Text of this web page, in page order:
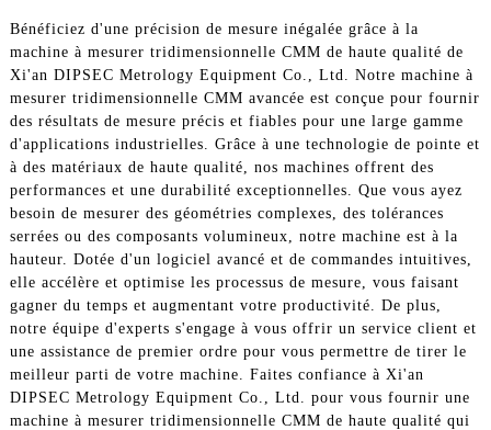
Bénéficiez d'une précision de mesure inégalée grâce à la
machine à mesurer tridimensionnelle CMM de haute qualité de
Xi'an DIPSEC Metrology Equipment Co., Ltd. Notre machine à
mesurer tridimensionnelle CMM avancée est conçue pour fournir
des résultats de mesure précis et fiables pour une large gamme
d'applications industrielles. Grâce à une technologie de pointe et
à des matériaux de haute qualité, nos machines offrent des
performances et une durabilité exceptionnelles. Que vous ayez
besoin de mesurer des géométries complexes, des tolérances
serrées ou des composants volumineux, notre machine est à la
hauteur. Dotée d'un logiciel avancé et de commandes intuitives,
elle accélère et optimise les processus de mesure, vous faisant
gagner du temps et augmentant votre productivité. De plus,
notre équipe d'experts s'engage à vous offrir un service client et
une assistance de premier ordre pour vous permettre de tirer le
meilleur parti de votre machine. Faites confiance à Xi'an
DIPSEC Metrology Equipment Co., Ltd. pour vous fournir une
machine à mesurer tridimensionnelle CMM de haute qualité qui